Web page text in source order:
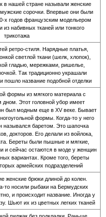
в нашей стране называли женские
сорочки. Впервые они были
х годов французским модельером
набивных тканей или тонкого
трикотажа
ретро-стиля. Нарядные платья,
светлой ткани (шелк, хлопок),
гладью, мережками, ришелье,
Так традиционно украшали
пошло название подобной отделки
формы из мягкого материала с
дном. Этот головной убор имеет
был модным еще в XV веке. Бывает
формы. Когда-то у него
назывался баретом. Это шапочка
докторов. Его делали из войлока,
Береты были пышные и мягкие,
и сейчас остаются в моде у женщин
вариантах. Кроме того, береты
армейских подразделений
женские брюки длиной до колен.
то носили рыбаки на Бермудских
и происходит название. Иногда у
Шьют их из цветных легких тканей